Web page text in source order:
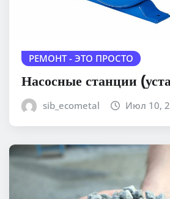
РЕМОНТ - ЭТО ПРОСТО
Насосные станции
sib_ecometal Июл 10,